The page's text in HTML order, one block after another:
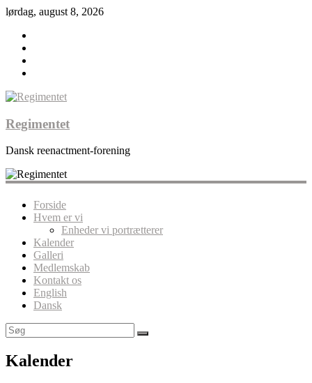
lørdag, august 8, 2026
Regimentet
Dansk reenactment-forening
Forside
Hvem er vi
Enheder vi portrætterer
Kalender
Galleri
Medlemskab
Kontakt os
English
Dansk
Kalender